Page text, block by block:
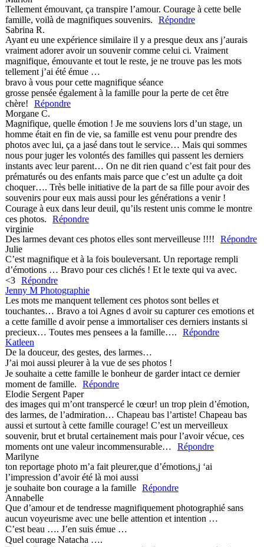
Tellement émouvant, ça transpire l’amour. Courage à cette belle
famille, voilà de magnifiques souvenirs.
Répondre
Sabrina R.
Ayant eu une expérience similaire il y a presque deux ans j’aurais
vraiment adorer avoir un souvenir comme celui ci. Vraiment
magnifique, émouvante et tout le reste, je ne trouve pas les mots
tellement j’ai été émue …
bravo à vous pour cette magnifique séance
grosse pensée également à la famille pour la perte de cet être
chère!
Répondre
Morgane C.
Magnifique, quelle émotion ! Je me souviens lors d’un stage, un
homme était en fin de vie, sa famille est venu pour prendre des
photos avec lui, ça a jasé dans tout le service… Mais qui sommes
nous pour juger les volontés des familles qui passent les derniers
instants avec leur parent… On ne dit rien quand c’est fait pour des
prématurés ou des enfants mais parce que c’est un adulte ça doit
choquer…. Très belle initiative de la part de sa fille pour avoir des
souvenirs pour eux mais aussi pour les générations a venir !
Courage à eux dans leur deuil, qu’ils restent unis comme le montre
ces photos.
Répondre
virginie
Des larmes devant ces photos elles sont merveilleuse !!!!
Répondre
Julie
C’est magnifique et à la fois bouleversant. Un reportage rempli
d’émotions … Bravo pour ces clichés ! Et le texte qui va avec.
<3 Répondre
Jenny M Photographie
Les mots me manquent tellement ces photos sont belles et
touchantes… Bravo a toi Agnes d avoir su capturer ces emotions et
a cette famille d avoir pense a immortaliser ces derniers instants si
precieux… Toutes mes pensees a la famille….
Répondre
Katleen
De la douceur, des gestes, des larmes…
J’ai moi aussi pleurer à la vue de ses photos !
Je souhaite a cette famille le bonheur de garder intact ce dernier
moment de famille.
Répondre
Elodie Sergent Paper
des images qui m’ont transpercé le cœur! un trop plein d’émotion,
des larmes, de l’admiration… Chapeau bas l’artiste! Chapeau bas
aussi et surtout à cette famille courage! C’est un merveilleux
souvenir, brut et brutal certainement mais pour l’avoir vécue, ces
moments ont une valeur incommensurable…
Répondre
Marilyne
ton reportage photo m’a fait pleurer,que d’émotions,j ‘ai
l’impression d’avoir été là moi aussi
je souhaite bon courage a la famille Répondre
Annabelle
Que d’amour et de tendresse magnifiquement photographié sans
aucun voyeurisme avec une belle attention et intention …
C’est beau …. J’en suis émue …
Quel courage Natacha ….